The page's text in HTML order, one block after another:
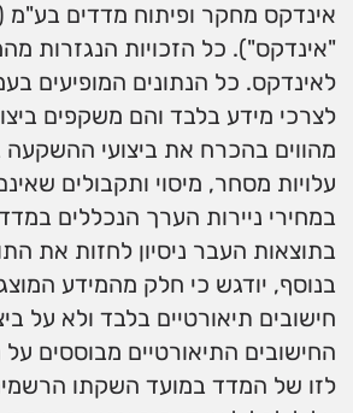
אינדקס מחקר ופיתוח מדדים בע"מ
"אינדקס"). כל הזכויות הנגזרות
לאינדקס. כל הנתונים המופיעים
לצרכי מידע בלבד והם משקפים
מהווים בהכרח את ביצועי ההשקעה
עלויות מסחר, מיסוי ותקבולים
במחירי ניירות הערך הנכללים
בתוצאות העבר ניסיון לחזות את
בנוסף, יודגש כי חלק מהמידע
חישובים תיאורטיים בלבד ולא על
החישובים התיאורטיים מבוססים על
לזו של המדד במועד השקתו